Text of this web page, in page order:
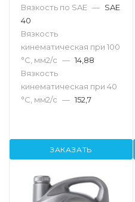
Вязкость по SAE — SAE
40
Вязкость
кинематическая при 100
°С, мм2/с — 14,88
Вязкость
кинематическая при 40
°С, мм2/с — 152,7
ЗАКАЗАТЬ